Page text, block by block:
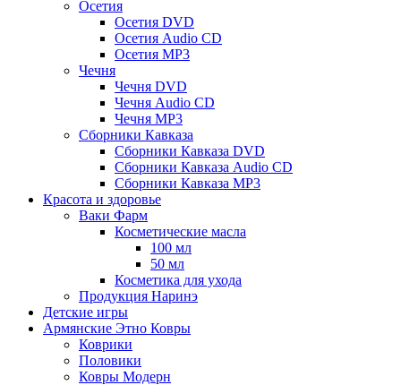
Осетия
Осетия DVD
Осетия Audio CD
Осетия MP3
Чечня
Чечня DVD
Чечня Audio CD
Чечня MP3
Сборники Кавказа
Сборники Кавказа DVD
Сборники Кавказа Audio CD
Сборники Кавказа MP3
Красота и здоровье
Ваки Фарм
Косметические масла
100 мл
50 мл
Косметика для ухода
Продукция Наринэ
Детские игры
Армянские Этно Ковры
Коврики
Половики
Ковры Модерн